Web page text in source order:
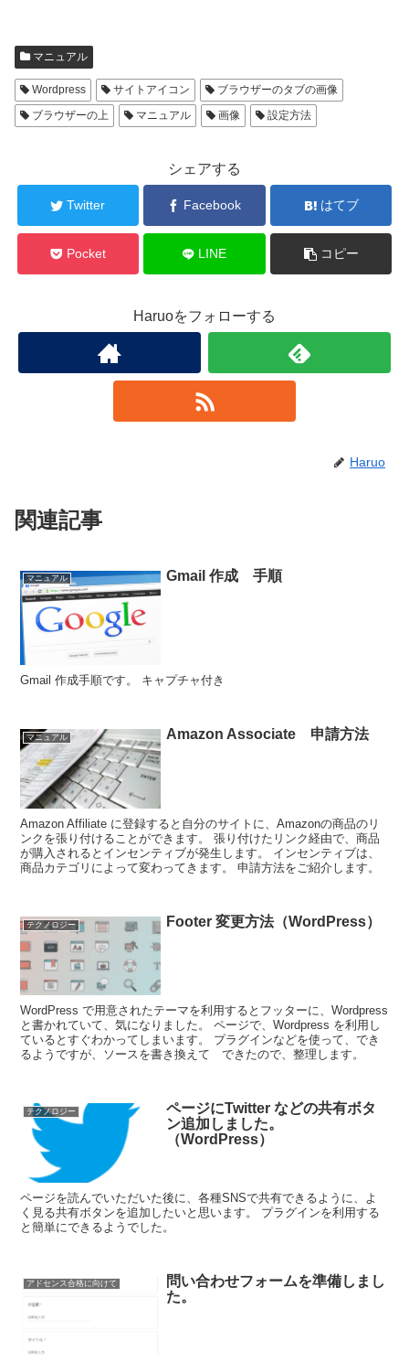
マニュアル
Wordpress サイトアイコン
ブラウザーのタブの画像
ブラウザーの上
マニュアル 画像 設定方法
シェアする
Twitter Facebook はてブ
Pocket LINE コピー
Haruoをフォローする
Haruo
関連記事
マニュアル Gmail 作成 手順
Gmail 作成手順です。 キャプチャ付き
マニュアル Amazon Associate 申請方法
Amazon Affiliate に登録すると自分のサイトに、Amazonの商品のリ
ンクを張り付けることができます。 張り付けたリンク経由で、商品
が購入されるとインセンティブが発生します。 インセンティブは、
商品カテゴリによって変わってきます。 申請方法をご紹介します。
テクノロジー Footer 変更方法（WordPress）
WordPress で用意されたテーマを利用するとフッターに、Wordpress
と書かれていて、気になりました。 ページで、Wordpress を利用し
ているとすぐわかってしまいます。 プラグインなどを使って、でき
るようですが、ソースを書き換えて できたので、整理します。
テクノロジー
ページにTwitter などの共有ボタ
ン追加しました。
（WordPress）
ページを読んでいただいた後に、各種SNSで共有できるように、よ
く見る共有ボタンを追加したいと思います。 プラグインを利用する
と簡単にできるようでした。
アドセンス合格に向けて
問い合わせフォームを準備しまし
た。